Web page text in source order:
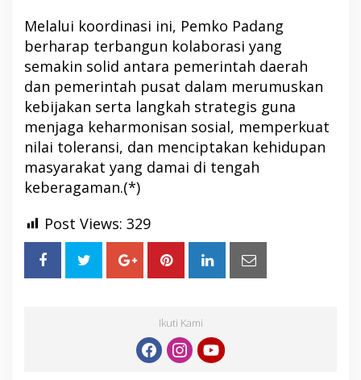
Melalui koordinasi ini, Pemko Padang
berharap terbangun kolaborasi yang
semakin solid antara pemerintah daerah
dan pemerintah pusat dalam merumuskan
kebijakan serta langkah strategis guna
menjaga keharmonisan sosial, memperkuat
nilai toleransi, dan menciptakan kehidupan
masyarakat yang damai di tengah
keberagaman.(*)
Post Views: 329
Ikuti Kami